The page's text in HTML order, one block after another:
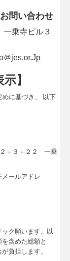
問い合わせ
一乗寺ビル３
＠jes.or.Jp
】
めに基づき、 以下
－３－２２ 一乗
ールアドレ
ック願います。以
含めた総額と
負担します。